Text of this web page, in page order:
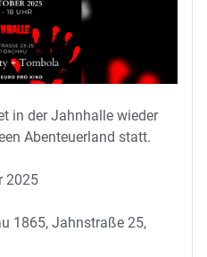
in der Jahnhalle wieder
Abenteuerland statt.
2025
1865, Jahnstraße 25,